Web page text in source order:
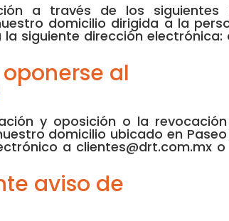
a través de los siguientes
domicilio dirigida a la
siguiente dirección electrónica:
al
y oposición o la
domicilio ubicado en Paseo
a clientes@drt.com.mx
aviso de